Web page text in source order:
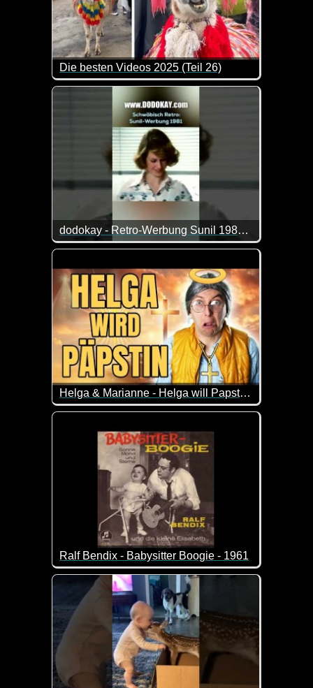
Die besten Videos 2025 (Teil 26)
Eine tolle Zusammenstellung von lustigen
dodokay - Retro-Werbung Sunil 1981 - schwäbisch
Diese schwäbische Synchro ist mal wieder der
Helga & Marianne - Helga will Papst werden
Helga hatte in der Nacht eine spirituelle
Ralf Bendix - Babysitter Boogie - 1961
Das ist einfach ein super fröhliches Liedchen.